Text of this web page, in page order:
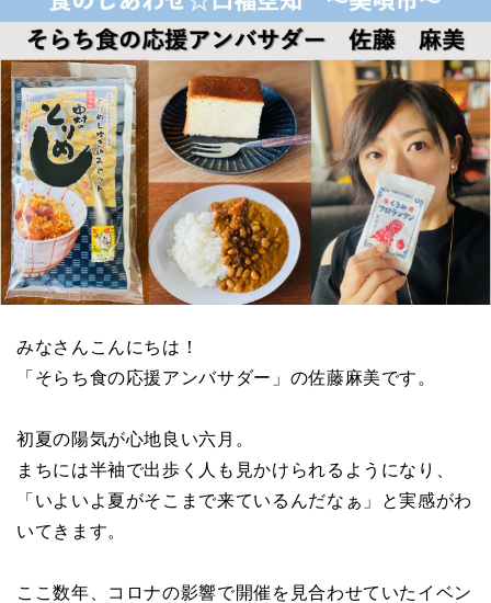
みなさんこんにちは！
「そらち食の応援アンバサダー」の佐藤麻美です。
初夏の陽気が心地良い六月。
まちには半袖で出歩く人も見かけられるようになり、
「いよいよ夏がそこまで来ているんだなぁ」と実感がわ
いてきます。
ここ数年、コロナの影響で開催を見合わせていたイベン